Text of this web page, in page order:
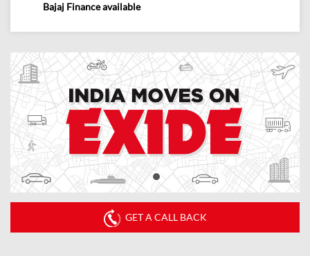
Bajaj Finance available
GET A CALL BACK